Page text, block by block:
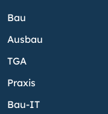
Bau
Ausbau
TGA
Praxis
Bau-IT